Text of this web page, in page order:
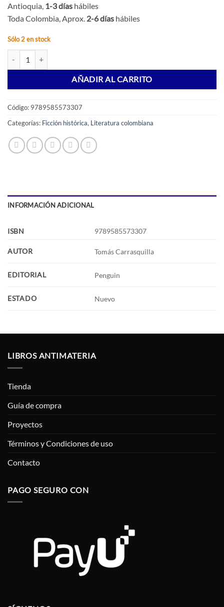
Antioquia, 1-3 días hábiles
Toda Colombia, Aprox. 2-6 días hábiles
Sólo 2 en stock
La marquesa de Yolombó cantidad
AÑADIR AL CARRITO
Código: 9789585573307
Categorías: Ficción histórica, Literatura colombiana
INFORMACIÓN ADICIONAL
ISBN 9789585573307
AUTOR Tomás Carrasquilla
EDITORIAL Penguin
ESTADO Nuevo
LIBROS ANTIMATERIA
Tienda
Guía de compra
Proyectos
Términos y Condiciones de uso
Contacto
PAGO SEGURO CON